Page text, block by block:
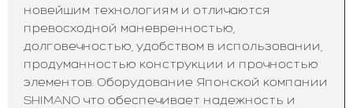
новейшим технологиям и отличаются
превосходной маневренностью,
долговечностью, удобством в использовании,
продуманностью конструкции и прочностью
элементов. Оборудование Японской компании
SHIMANO что обеспечивает надежность и